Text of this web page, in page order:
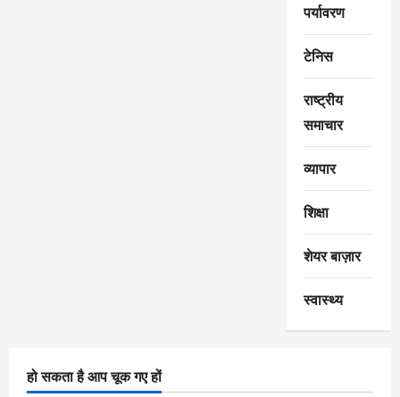
पर्यावरण
टेनिस
राष्ट्रीय
समाचार
व्यापार
शिक्षा
शेयर बाज़ार
स्वास्थ्य
हो सकता है आप चूक गए हों